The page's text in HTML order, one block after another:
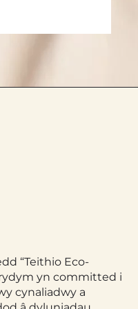
Tote wedi'u
o fewn eu
amryw, sy'n
Nid yw'n
siopa yn
amryw o
gellid ei
“Teithio Eco-
yn committed i
cynaliadwy a